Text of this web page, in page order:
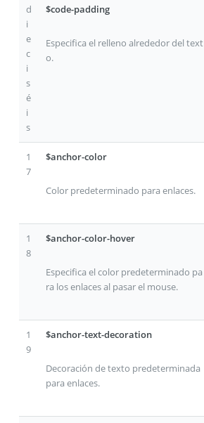
d
i
e
c
i
s
é
i
s
$code-padding
Especifica el relleno alrededor del text
o.
1
7
$anchor-color
Color predeterminado para enlaces.
1
8
$anchor-color-hover
Especifica el color predeterminado pa
ra los enlaces al pasar el mouse.
1
9
$anchor-text-decoration
Decoración de texto predeterminada
para enlaces.